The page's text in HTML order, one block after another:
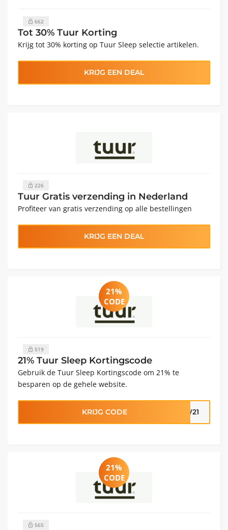
662
Tot 30% Tuur Korting
Krijg tot 30% korting op Tuur Sleep selectie artikelen.
KRIJG EEN DEAL
226
Tuur Gratis verzending in Nederland
Profiteer van gratis verzending op alle bestellingen
KRIJG EEN DEAL
21%
CODE
519
21% Tuur Sleep Kortingscode
Gebruik de Tuur Sleep Kortingscode om 21% te
besparen op de gehele website.
KRIJG CODE TW21
21%
CODE
565